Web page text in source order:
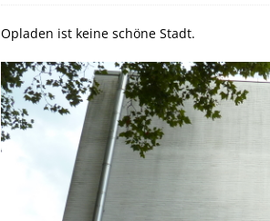
Opladen ist keine schöne Stadt.